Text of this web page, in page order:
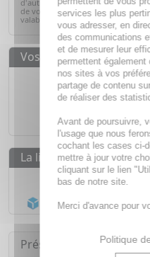
d'autres essentiels du quotidien.
de vos produits préférés tout en
valable dans la limite des stocks
Vos avantages
Des prix
Paiement en ligne
Paiement en4
La livraison
Livraison gratuite
Acheminement
Présentation
services les plus
vous adresser, en
des communications
et de mesurer leur
permettent également
nos sites à vos
partage de contenu
de réaliser des
Avant de poursuivre,
l'usage que nous
cochant les cases ci-
mettre à jour votre
cliquant sur le lien
bas de notre site.
Merci d'avance pour
Politique